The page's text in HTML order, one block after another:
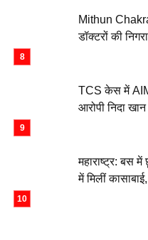
Mithun
डॉक्टरों की
TCS केस में
आरोपी निदा
महाराष्ट्र: बस
में मिलीं